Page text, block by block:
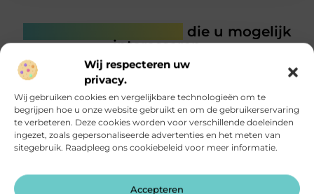
Wij respecteren uw
privacy.
Wij gebruiken cookies en vergelijkbare technologieën om te
begrijpen hoe u onze website gebruikt en om de gebruikerservaring
te verbeteren. Deze cookies worden voor verschillende doeleinden
ingezet, zoals gepersonaliseerde advertenties en het meten van
sitegebruik. Raadpleeg ons cookiebeleid voor meer informatie.
Accepteren
die u mogelijk
interesseren